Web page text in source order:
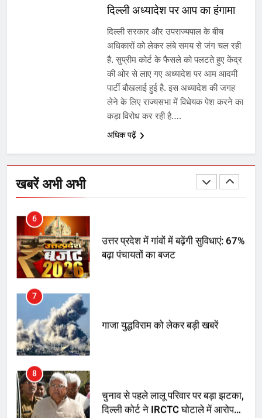
दिल्ली अध्यादेश पर आप का हंगामा
दिल्ली सरकार और उपराज्यपाल के बीच
अधिकारों को लेकर लंबे समय से जंग चल रही
है. सुप्रीम कोर्ट के फैसले को पलटते हुए केंद्र
की ओर से लाए गए अध्यादेश पर आम आदमी
पार्टी बौखलाई हुई है. इस अध्यादेश की जगह
लेने के लिए राज्यसभा में विधेयक पेश करने का
कड़ा विरोध कर रही है….
अधिक पढ़ें
खबरें अभी अभी
UP में ग्रामीण बिजली आपूर्ति से कृषि,
डेयरी, कुटीर उद्योग और स्वरोजगार को
मिला बढ़ावा
राम की नगरी अयोध्या में आने वाले भक्तों
का स्वागत करेगा लक्ष्मण द्वार
उत्तर प्रदेश में गांवों में बढ़ेंगी सुविधाएं: 67%
7
गाजा युद्धविराम को लेकर बड़ी खबरें
8
चुनाव से पहले लालू परिवार पर बड़ा झटका,
दिल्ली कोर्ट ने IRCTC घोटाले में आरोप
1
SRN अस्पताल का नाम अमर शहीद ठाकुर
रोशन सिंह के नाम पर करने की मांग तेज